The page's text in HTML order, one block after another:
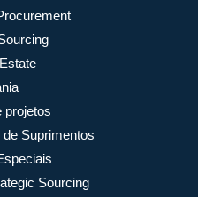
projetos
Suprimentos
Sourcing